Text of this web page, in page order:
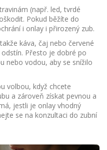
(např. led, tvrdé
Pokud běžíte do
i onlay i přirozený zub.
káva, čaj nebo červené
Přesto je dobré po
nebo vodou, aby se snížilo
volbou, když chcete
a zároveň získat pevnou a
jestli je onlay vhodný
se na konzultaci do zubní